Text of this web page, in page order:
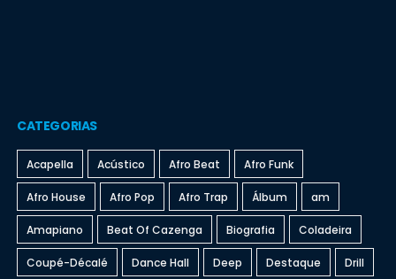
CATEGORIAS
Acapella Acústico Afro Beat Afro Funk
Afro House Afro Pop Afro Trap Álbum am
Amapiano Beat Of Cazenga Biografia Coladeira
Coupé-Décalé Dance Hall Deep Destaque Drill